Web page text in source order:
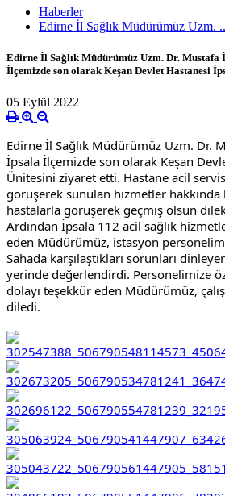
Haberler
Edirne İl Sağlık Müdürümüz Uzm.
Edirne İl Sağlık Müdürümüz Uzm. Dr.
İlçemizde son olarak Keşan Devlet Hastanesi
05 Eylül 2022
Edirne İl Sağlık Müdürümüz Uzm. Dr.
İpsala İlçemizde son olarak Keşan
Ünitesini ziyaret etti. Hastane acil
görüşerek sunulan hizmetler hakkında
hastalarla görüşerek geçmiş olsun
Ardından İpsala 112 acil sağlık
eden Müdürümüz, istasyon
Sahada karşılaştıkları sorunları
yerinde değerlendirdi. Personelimize
dolayı teşekkür eden Müdürümüz,
diledi.